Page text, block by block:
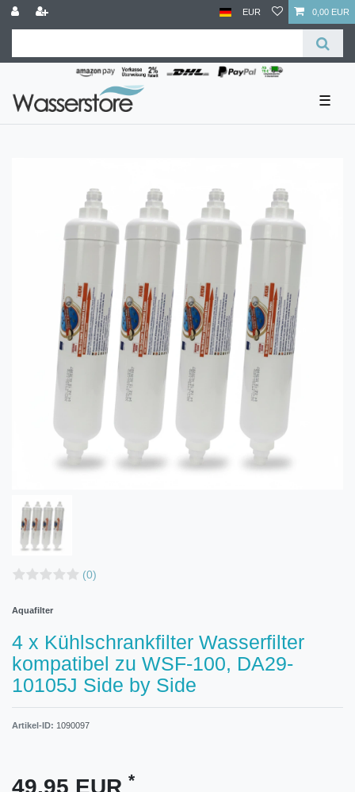
EUR 0,00 EUR
☰
(0)
Aquafilter
4 x Kühlschrankfilter Wasserfilter
kompatibel zu WSF-100, DA29-
10105J Side by Side
Artikel-ID: 1090097
49,95 EUR *